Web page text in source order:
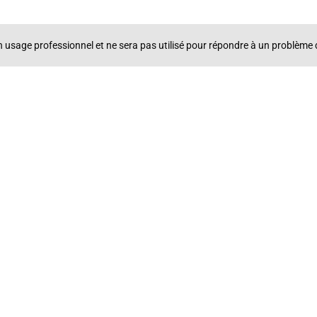
usage professionnel et ne sera pas utilisé pour répondre à un